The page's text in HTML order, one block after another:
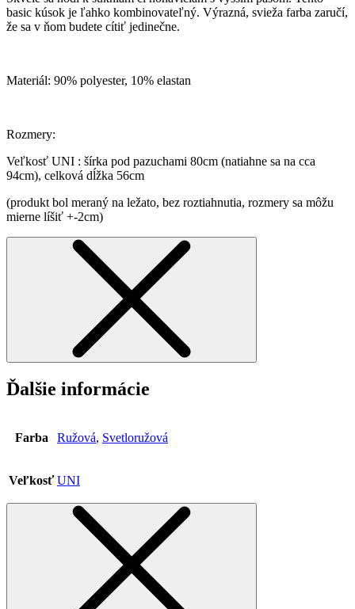
basic kúsok je ľahko kombinovateľný. Výrazná, svieža farba zaručí,
že sa v ňom budete cítiť jedinečne.
Materiál: 90% polyester, 10% elastan
Rozmery:
Veľkosť UNI : šírka pod pazuchami 80cm (natiahne sa na cca
94cm), celková dĺžka 56cm
(produkt bol meraný na ležato, bez roztiahnutia, rozmery sa môžu
mierne líšiť +-2cm)
Ďalšie informácie
Farba Ružová, Svetloružová
Veľkosť UNI